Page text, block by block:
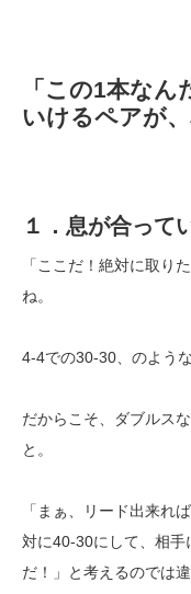
「この1本な
いけるペアが
１．息が合って
「ここだ！絶対に取り
ね。
4-4での30-30、のような
だからこそ、ダブルス
と。
「まぁ、リード出来れ
対に40-30にして、相
だ！」と考えるのでは違